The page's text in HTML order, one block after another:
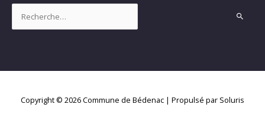
Copyright © 2026Commune de Bédenac | Propulsé par Soluris